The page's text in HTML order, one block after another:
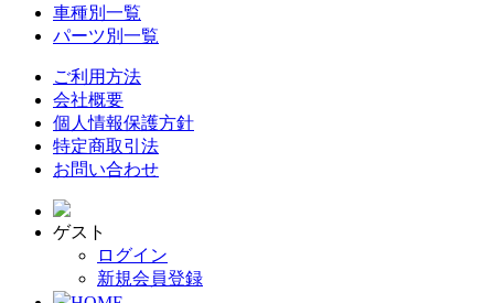
車種別一覧
パーツ別一覧
ご利用方法
会社概要
個人情報保護方針
特定商取引法
お問い合わせ
ゲスト
ログイン
新規会員登録